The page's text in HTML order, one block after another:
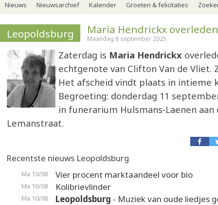
Nieuws Nieuwsarchief Kalender Groeten & felicitaties
Leopoldsburg Maria Hendrickx overleden
Maandag 8 september 2025
Zaterdag is Maria Hendrickx
echtgenote van Clifton Van de Vliet.
Het afscheid vindt plaats in intieme
Begroeting: donderdag 11
in funerarium Hulsmans-Laenen aan
Lemanstraat.
Recentste nieuws Leopoldsburg
Ma 10/08 Vier procent marktaandeel voor bio
Ma 10/08 Kolibrievlinder
Ma 10/08 Leopoldsburg - Muziek van oude liedjes